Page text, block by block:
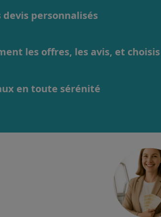
devis personnalisés
les offres, les avis, et
en toute sérénité